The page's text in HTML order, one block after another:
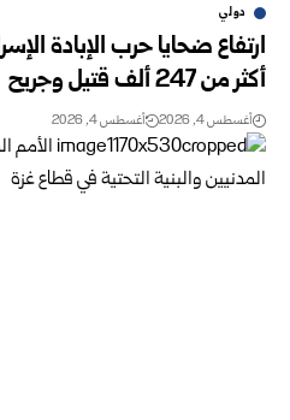
دولي
ارتفاع ضحايا حرب الإبادة
أكثر من 247 ألف قتيل وجريح
أغسطس 4, 2026 أغسطس 4, 2026